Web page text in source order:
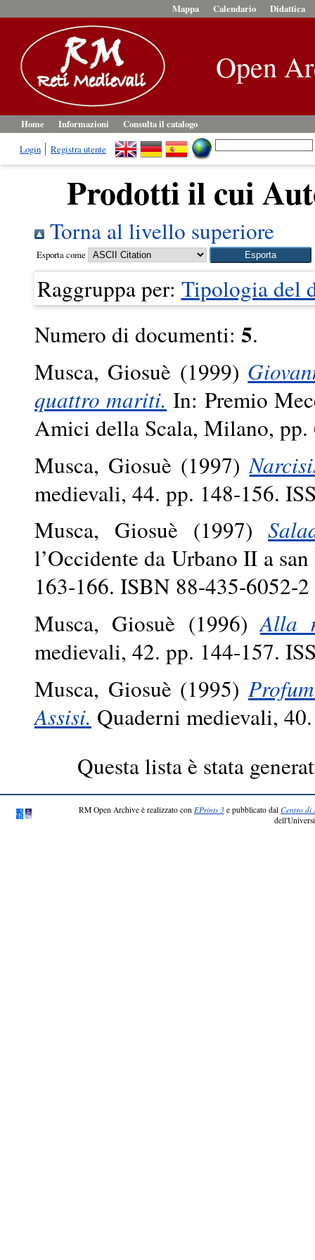
Mappa Calendario Didattica
Open
Home Informazioni
Consulta il catalogo
Login
Registra utente
Prodotti il cui
Torna al livello superiore
Esporta come
Raggruppa per: Tipologia del
Numero di documenti: 5.
Musca, Giosuè (1999)
quattro mariti. In: Premio
Amici della Scala, Milano, pp.
Musca, Giosuè (1997)
medievali, 44. pp. 148-156.
Musca, Giosuè (1997)
l’Occidente da Urbano II a
163-166. ISBN 88-435-6052-2
Musca, Giosuè (1996)Alla
medievali, 42. pp. 144-157.
Musca, Giosuè (1995)
Assisi. Quaderni medievali,
Questa lista è stata
RM Open Archive è realizzato con EPrints 3 e pubblicato dal Centro di